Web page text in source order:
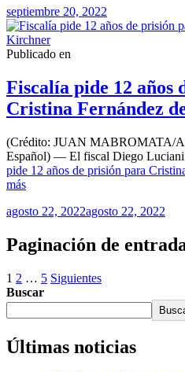
septiembre 20, 2022
Publicado en
Fiscalía pide 12 años
Cristina Fernández
(Crédito: JUAN MABROMATA/
Español) — El fiscal Diego
pide 12 años de prisión para
más
agosto 22, 2022agosto 22, 2022
Paginación de
1 2 … 5 Siguientes
Buscar
Últimas noticias